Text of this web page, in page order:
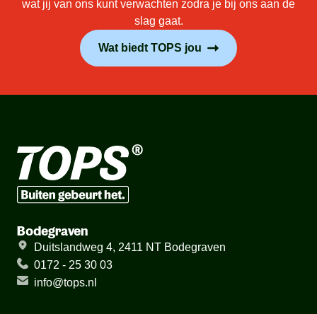
wat jij van ons kunt verwachten zodra je bij ons aan de
slag gaat.
Wat biedt TOPS jou
Bodegraven
Duitslandweg 4, 2411 NT Bodegraven
0172 - 25 30 03
info@tops.nl